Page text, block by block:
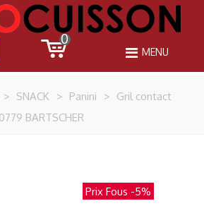
0
MENU
> SNACK > Panini > Gril contact
BARTSCHER
Prix Fous -5%